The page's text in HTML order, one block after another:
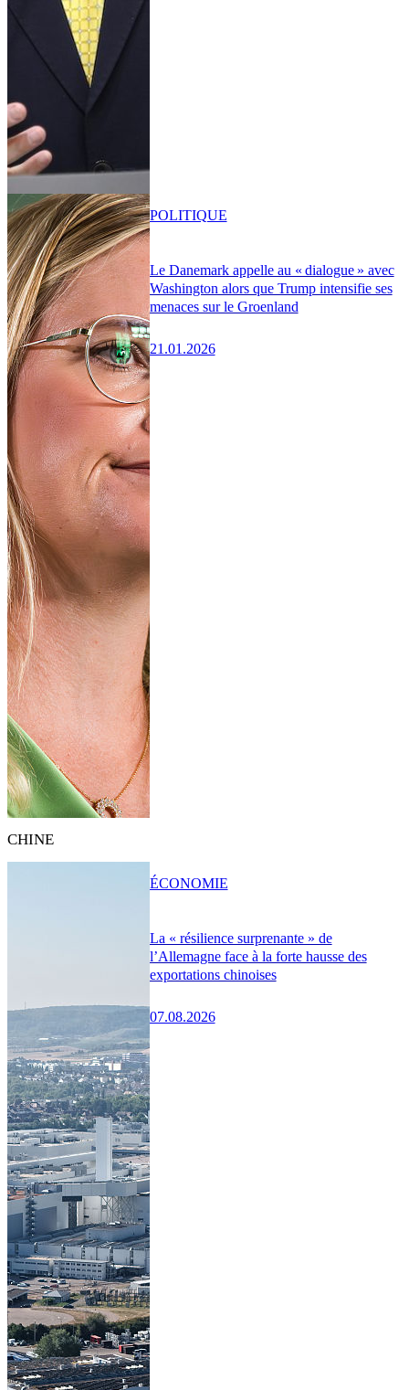
Le Danemark appelle au « dialogue » avec
Washington alors que Trump intensifie ses
menaces sur le Groenland
21.01.2026
POLITIQUE
CHINE
La « résilience surprenante » de
l’Allemagne face à la forte hausse des
exportations chinoises
07.08.2026
ÉCONOMIE